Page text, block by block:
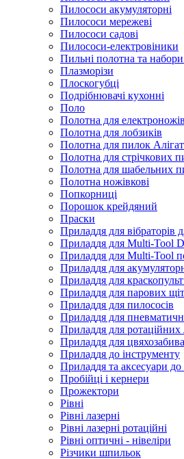
Пилососи акумуляторні
Пилососи мережеві
Пилососи садові
Пилососи-електровіники
Пильні полотна та
Плазморізи
Плоскогубці
Подрібнювачі кухонні
Поло
Полотна для
Полотна для лобзиків
Полотна для пилок
Полотна для стрічкових
Полотна для шабельних
Полотна ножівкові
Попкорниці
Порошок крейдяний
Праски
Приладдя для вібраторів
Приладдя для Multi-Tool
Приладдя для Multi-Tool
Приладдя для
Приладдя для
Приладдя для парових
Приладдя для пилососів
Приладдя для
Приладдя для ротаційних
Приладдя для
Приладдя до інструменту
Приладдя та аксесуари до
Пробійці і кернери
Прожектори
Рівні
Рівні лазерні
Рівні лазерні ротаційні
Рівні оптичні - нівеліри
Різчики шпильок